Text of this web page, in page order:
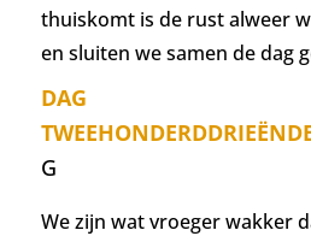
thuiskomt is de rust alweer
en sluiten we samen de dag
DAG
G
We zijn wat vroeger wakker